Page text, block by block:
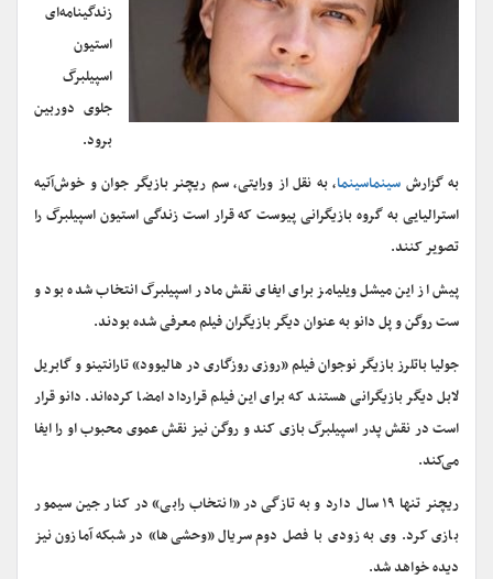
زندگینامه‌ای
استیون
اسپیلبرگ
جلوی دوربین
برود.
به گزارش سینماسینما، به نقل از ورایتی، سم ریچنر بازیگر جوان و خوش‌آتیه
استرالیایی به گروه بازیگرانی پیوست که قرار است زندگی استیون اسپیلبرگ را
تصویر کنند.
پیش از این میشل ویلیامز برای ایفای نقش مادر اسپیلبرگ انتخاب شده بود و
ست روگن و پل دانو به عنوان دیگر بازیگران فیلم معرفی شده بودند.
جولیا باتلرز بازیگر نوجوان فیلم «روزی روزگاری در هالیوود» تارانتینو و گابریل
لابل دیگر بازیگرانی هستند که برای این فیلم قرارداد امضا کرده‌اند. دانو قرار
است در نقش پدر اسپیلبرگ بازی کند و روگن نیز نقش عموی محبوب او را ایفا
می‌کند.
ریچنر تنها ۱۹ سال دارد و به تازگی در «انتخاب رابی» در کنار جین سیمور
بازی کرد. وی به زودی با فصل دوم سریال «وحشی‌ها» در شبکه آمازون نیز
دیده خواهد شد.